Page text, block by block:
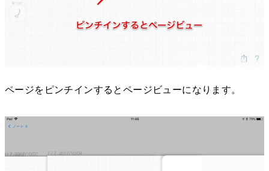
ページをピンチインするとページビューになります。